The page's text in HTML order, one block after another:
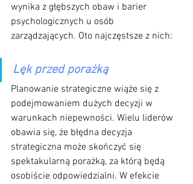
wynika z głębszych obaw i barier
psychologicznych u osób
zarządzających. Oto najczęstsze z nich:
Lęk przed porażką
Planowanie strategiczne wiąże się z
podejmowaniem dużych decyzji w
warunkach niepewności. Wielu liderów
obawia się, że błędna decyzja
strategiczna może skończyć się
spektakularną porażką, za którą będą
osobiście odpowiedzialni. W efekcie